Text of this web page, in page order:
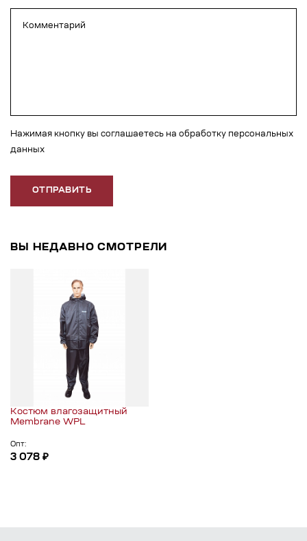
Нажимая кнопку вы соглашаетесь на обработку персональных
данных
ОТПРАВИТЬ
ВЫ НЕДАВНО СМОТРЕЛИ
Костюм влагозащитный
Membrane WPL
Опт:
3 078 ₽